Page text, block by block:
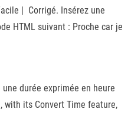
| Corrigé. Insérez une
HTML suivant : Proche car je
une durée exprimée en heure
with its Convert Time feature,